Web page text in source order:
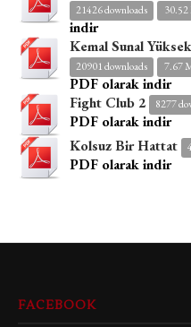
21426 downloads
indir
Kemal Sunal
20901 downloads 7.67
PDF olarak indir
Fight Club 2
8277
PDF olarak indir
Kolsuz Bir Hattat
PDF olarak indir
FACEBOOK